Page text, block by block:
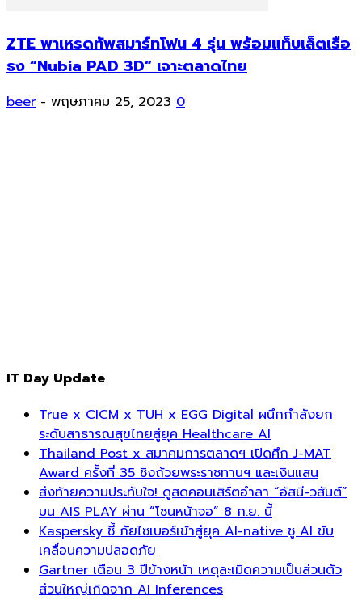
ZTE พาเหรดทัพสมาร์ทโฟน 4 รุ่น พร้อมแท็บเล็ตเรือ
ธง “Nubia PAD 3D” เจาะตลาดไทย
beer - พฤษภาคม 25, 2023 0
IT Day Update
True x CICM x TUH x EGG Digital ผนึกกำลังยก
ระดับสาธารณสุขไทยสู่ยุค Healthcare AI
Thailand Post x สมาคมการตลาดฯ เปิดศึก J-MAT
Award ครั้งที่ 35 ชิงถ้วยพระราชทานฯ และเงินแสน
ส่งท้ายความประทับใจ! ดูสดคอนเสิร์ตอำลา “อัสนี-วสันต์”
บน AIS PLAY ผ่าน “โซนหน้าจอ” 8 ก.ย. นี้
Kaspersky ชี้ ภัยไซเบอร์เข้าสู่ยุค AI-native ชู AI ขับ
เคลื่อนความปลอดภัย
Gartner เตือน 3 ปีข้างหน้า เหตุละเมิดความเป็นส่วนตัว
ส่วนใหญ่เกิดจาก AI Inferences